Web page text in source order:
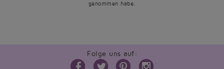
genommen habe.
Folge uns auf: